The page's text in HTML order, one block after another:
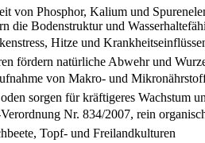
von Phosphor, Kalium und
die Bodenstruktur und
Hitze und
fördern natürliche Abwehr und
von Makro- und
sorgen für kräftigeres Wachstum
Nr. 834/2007, rein
Topf- und Freilandkulturen